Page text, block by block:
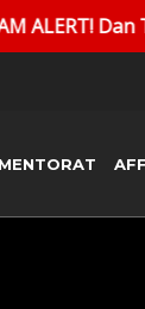
nu
MENTORAT